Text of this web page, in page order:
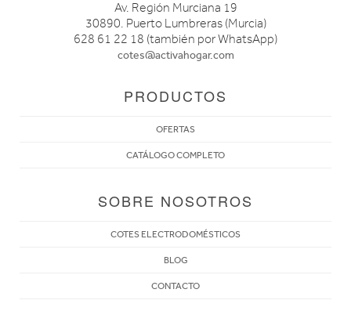
Av. Región Murciana 19
30890. Puerto Lumbreras (Murcia)
628 61 22 18 (también por WhatsApp)
cotes@activahogar.com
PRODUCTOS
OFERTAS
CATÁLOGO COMPLETO
SOBRE NOSOTROS
COTES ELECTRODOMÉSTICOS
BLOG
CONTACTO